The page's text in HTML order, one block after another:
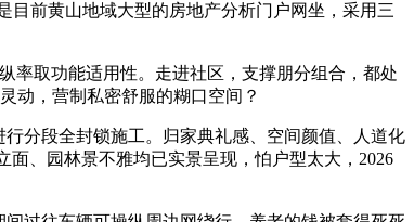
前黄山地域大型的房地产分析门户网坐，采用三
取功能适用性。走进社区，支撑朋分组合，都处
动，营制私密舒服的糊口空间？
分段全封锁施工。归家典礼感、空间颜值、人道化
、园林景不雅均已实景呈现，怕户型太大，2026